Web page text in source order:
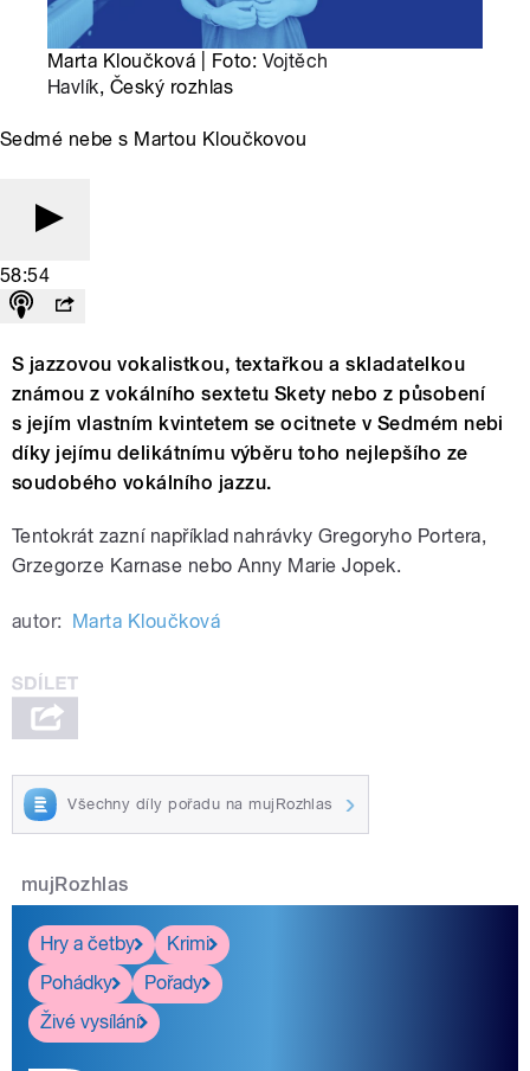
Marta Kloučková | Foto: Vojtěch
Havlík, Český rozhlas
Sedmé nebe s Martou Kloučkovou
58:54
S jazzovou vokalistkou, textařkou a skladatelkou
známou z vokálního sextetu Skety nebo z působení
s jejím vlastním kvintetem se ocitnete v Sedmém nebi
díky jejímu delikátnímu výběru toho nejlepšího ze
soudobého vokálního jazzu.
Tentokrát zazní například nahrávky Gregoryho Portera,
Grzegorze Karnase nebo Anny Marie Jopek.
autor: Marta Kloučková
Všechny díly pořadu na mujRozhlas
mujRozhlas
Hry a četby
Krimi
Pohádky
Pořady
Živé vysílání